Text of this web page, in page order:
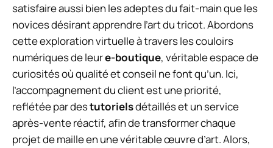
satisfaire aussi bien les adeptes du fait-main que les
novices désirant apprendre l’art du tricot. Abordons
cette exploration virtuelle à travers les couloirs
numériques de leure-boutique, véritable espace de
curiosités où qualité et conseil ne font qu’un. Ici,
l’accompagnement du client est une priorité,
reflétée par destutorielsdétaillés et un service
après-vente réactif, afin de transformer chaque
projet de maille en une véritable œuvre d’art. Alors,